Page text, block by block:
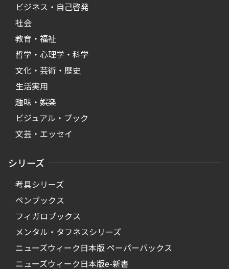
ビジネス・自己啓発
社会
教育・福祉
哲学・心理学・科学
文化・芸術・歴史
生活実用
趣味・娯楽
ビジュアル・ブック
文芸・エッセイ
シリーズ
考具シリーズ
ペンブックス
フィガロブックス
メンタル・タフネスシリーズ
ニューズウィーク日本版 ペーパーバックス
ニューズウィーク日本版e-新書